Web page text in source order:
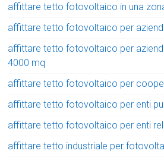
affittare tetto fotovoltaico in una
affittare tetto fotovoltaico per
affittare tetto fotovoltaico per
4000 mq
affittare tetto fotovoltaico per
affittare tetto fotovoltaico per enti
affittare tetto fotovoltaico per enti
affittare tetto industriale per